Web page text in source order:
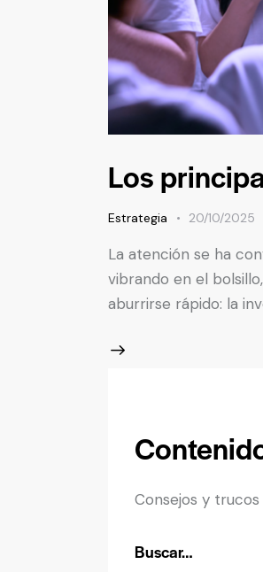
Los
Estrategia 20/10/2025
La atención se ha
vibrando en el
aburrirse rápido: la
Consejos y
Buscar…